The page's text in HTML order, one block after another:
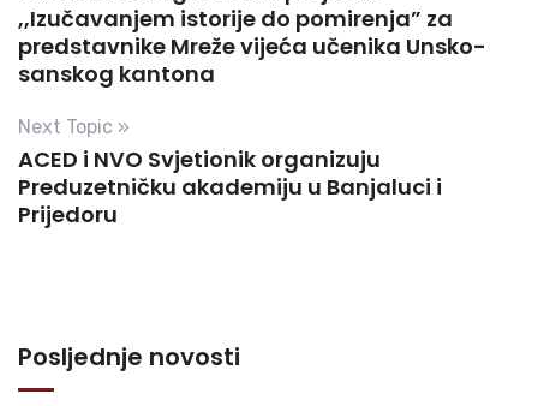
,,Izučavanjem istorije do pomirenja” za
predstavnike Mreže vijeća učenika Unsko-
sanskog kantona
Next Topic »
ACED i NVO Svjetionik organizuju
Preduzetničku akademiju u Banjaluci i
Prijedoru
Posljednje novosti